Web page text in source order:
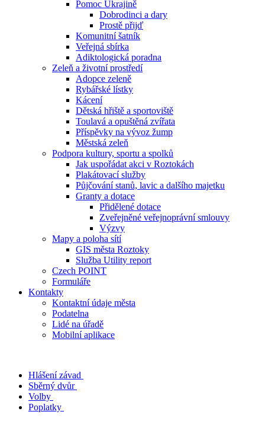
Pomoc Ukrajině
Dobrodinci a dary
Prostě přijď
Komunitní šatník
Veřejná sbírka
Adiktologická poradna
Zeleň a životní prostředí
Adopce zeleně
Rybářské lístky
Kácení
Dětská hřiště a sportoviště
Toulavá a opuštěná zvířata
Příspěvky na vývoz žump
Městská zeleň
Podpora kultury, sportu a spolků
Jak uspořádat akci v Roztokách
Plakátovací služby
Půjčování stanů, lavic a dalšího majetku
Granty a dotace
Přidělené dotace
Zveřejněné veřejnoprávní smlouvy
Výzvy
Mapy a poloha sítí
GIS města Roztoky
Služba Utility report
Czech POINT
Formuláře
Kontakty
Kontaktní údaje města
Podatelna
Lidé na úřadě
Mobilní aplikace
Hlášení závad
Sběrný dvůr
Volby
Poplatky